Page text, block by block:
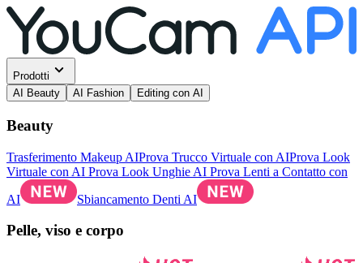
Prodotti
AI Beauty
AI Fashion Editing con AI
Beauty
Trasferimento Makeup AIProva Trucco Virtuale con AIProva Look
Virtuale con AI Prova Look Unghie AI Prova Lenti a Contatto con
AI
Sbiancamento Denti AI
Pelle, viso e corpo